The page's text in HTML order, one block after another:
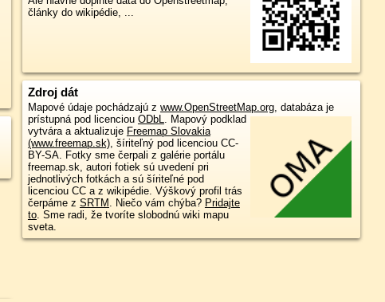
články do wikipédie, ...
Zdroj dát
Mapové údaje pochádzajú z www.OpenStreetMap.org, databáza je
prístupná pod licenciou ODbL
Mapový podklad
vytvára a aktualizuje Freemap Slovakia
(www.freemap.sk), šíriteľný pod licenciou CC-
BY-SA. Fotky sme čerpali z galérie portálu
freemap.sk, autori fotiek sú uvedení pri
jednotlivých fotkách a sú šíriteľné pod
licenciou CC a z wikipédie. Výškový profil trás
čerpáme z SRTM . Niečo vám chýba? Pridajte
to. Sme radi, že tvoríte slobodnú wiki mapu
sveta.